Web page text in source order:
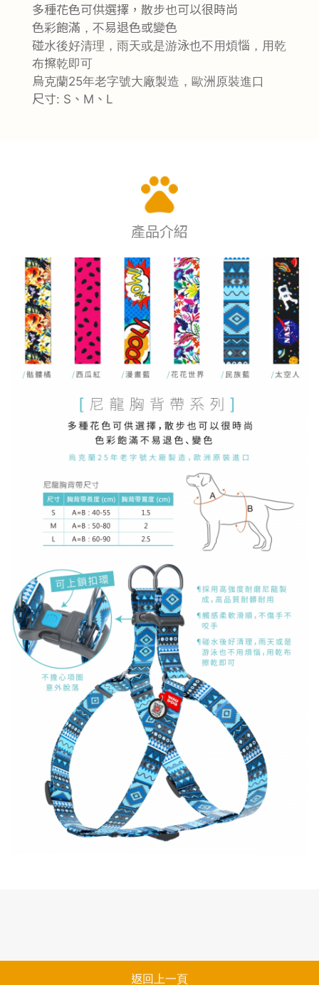
多種花色可供選擇，散步也可以很時尚
色彩飽滿，不易退色或變色
碰水後好清理，雨天或是游泳也不用煩惱，用乾
布擦乾即可
烏克蘭25年老字號大廠製造，歐洲原裝進口
尺寸: S、M、L
產品介紹
返回上一頁